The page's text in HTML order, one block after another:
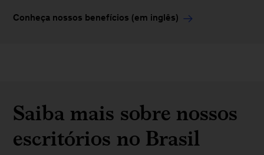
Conheça nossos benefícios (em inglês)
Saiba mais sobre nossos
escritórios no Brasil